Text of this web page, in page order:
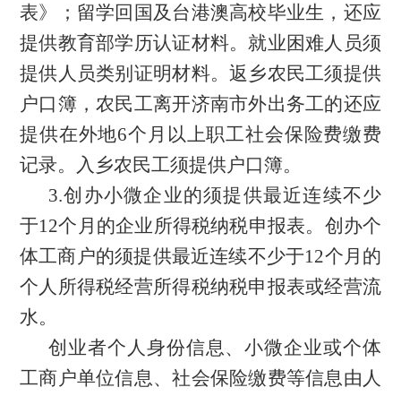
表》；留学回国及台港澳高校毕业生，还应
提供教育部学历认证材料。就业困难人员须
提供人员类别证明材料。返乡农民工须提供
户口簿 ，农民工离开济南市外出务工的还应
提供在外地6个月以上职工社会保险费缴费
记录。入乡农民工须提供户口簿。
3.创办小微企业的须提供最近连续不少
于12个月的企业所得税纳税申报表。创办个
体工商户的须提供最近连续不少于12个月的
个人所得税经营所得税纳税申报表或经营流
水。
创业者个人身份信息、小微企业或个体
工商户单位信息、社会保险缴费等信息由人